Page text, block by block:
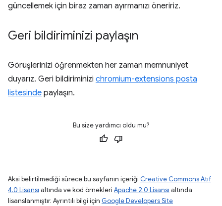
güncellemek için biraz zaman ayırmanızı öneririz.
Geri bildiriminizi paylaşın
Görüşlerinizi öğrenmekten her zaman memnuniyet
duyarız. Geri bildiriminizi chromium-extensions posta
listesinde paylaşın.
Bu size yardımcı oldu mu?
Aksi belirtilmediği sürece bu sayfanın içeriği Creative Commons Atıf
4.0 Lisansı altında ve kod örnekleri Apache 2.0 Lisansı altında
lisanslanmıştır. Ayrıntılı bilgi için Google Developers Site